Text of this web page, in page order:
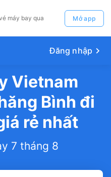
máy bay qua
Mở app
Đăng nhập
Vietnam
Bình đi
rẻ nhất
7 tháng 8